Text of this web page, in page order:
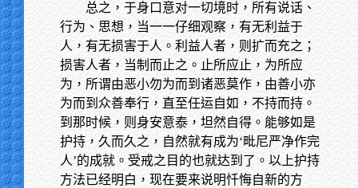
总之，于身口意对一切境时，所有说话、
行为、思想，当一一仔细观察，有无利益于
人，有无损害于人。利益人者，则扩而充之；
损害人者，当制而止之。止所应止，为所应
为，所谓由恶小勿为而到诸恶莫作，由善小亦
为而到众善奉行，直至任运自如，不持而持。
到那时候，则身安意泰，坦然自得。能够如是
护持，久而久之，自然就有成为‘毗尼严净作完
人’的成就。受戒之目的也就达到了。以上护持
方法已经明白，现在要来说明忏悔自新的方